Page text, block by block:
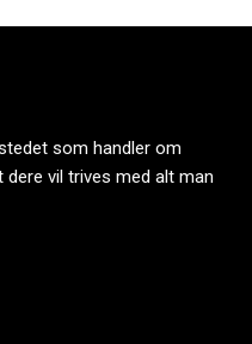
som handler om
vil trives med alt man